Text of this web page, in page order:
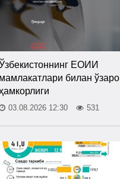
ЕОИИ
мамлакатлари билан ўзаро
03.08.2026 12:30 531